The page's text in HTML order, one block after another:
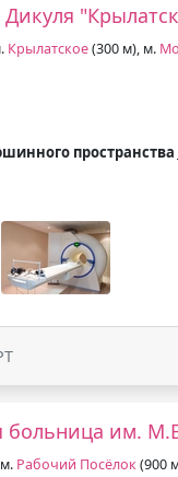
Крылатское(300 м), м.
пространства
больница им.
Рабочий Посёлок(900